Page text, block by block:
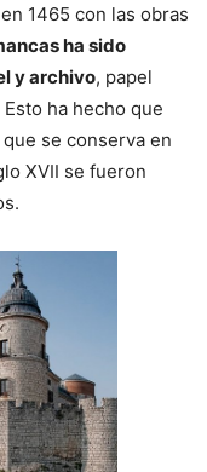
1465 con las obras
ha sido
y archivo, papel
ha hecho que
se conserva en
XVII se fueron